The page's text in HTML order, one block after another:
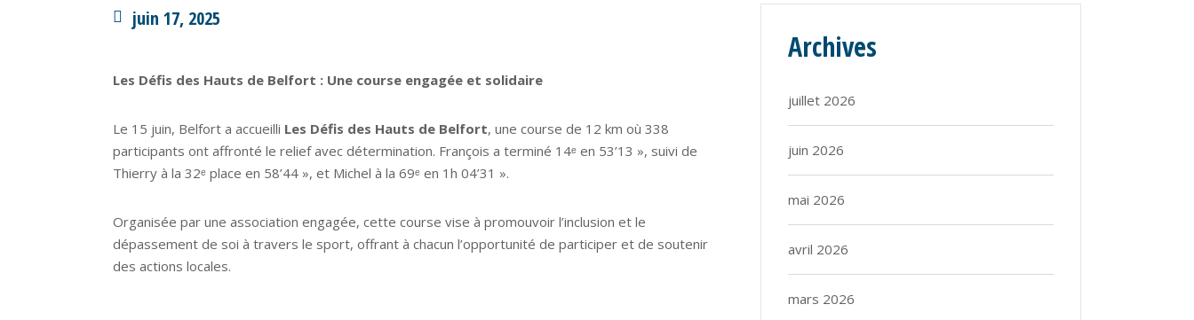
juin 17, 2025
Les Défis des Hauts de Belfort : Une course engagée et solidaire
Le 15 juin, Belfort a accueilli Les Défis des Hauts de Belfort, une course de 12 km où 338
participants ont affronté le relief avec détermination. François a terminé 14ᵉ en 53’13 », suivi de
Thierry à la 32ᵉ place en 58’44 », et Michel à la 69ᵉ en 1h 04’31 ».
Organisée par une association engagée, cette course vise à promouvoir l’inclusion et le
dépassement de soi à travers le sport, offrant à chacun l’opportunité de participer et de soutenir
des actions locales.
Archives
juillet 2026
juin 2026
mai 2026
avril 2026
mars 2026